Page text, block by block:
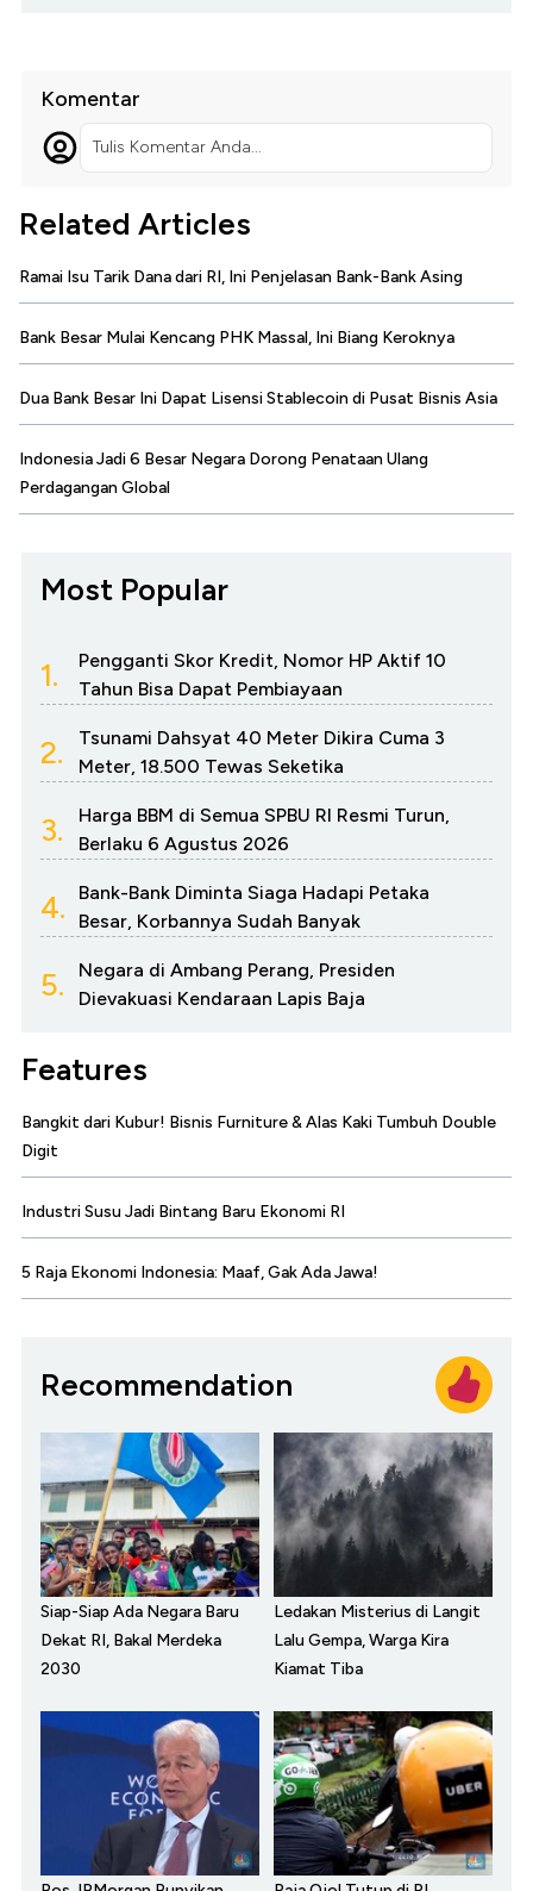
Komentar
Tulis Komentar Anda...
Related Articles
Ramai Isu Tarik Dana dari RI, Ini Penjelasan Bank-Bank Asing
Bank Besar Mulai Kencang PHK Massal, Ini Biang Keroknya
Dua Bank Besar Ini Dapat Lisensi Stablecoin di Pusat Bisnis Asia
Indonesia Jadi 6 Besar Negara Dorong Penataan Ulang
Perdagangan Global
Most Popular
1.
Pengganti Skor Kredit, Nomor HP Aktif 10
Tahun Bisa Dapat Pembiayaan
2.
Tsunami Dahsyat 40 Meter Dikira Cuma 3
Meter, 18.500 Tewas Seketika
3.
Harga BBM di Semua SPBU RI Resmi Turun,
Berlaku 6 Agustus 2026
4.
Bank-Bank Diminta Siaga Hadapi Petaka
Besar, Korbannya Sudah Banyak
5.
Negara di Ambang Perang, Presiden
Dievakuasi Kendaraan Lapis Baja
Features
Bangkit dari Kubur! Bisnis Furniture & Alas Kaki Tumbuh Double
Digit
Industri Susu Jadi Bintang Baru Ekonomi RI
5 Raja Ekonomi Indonesia: Maaf, Gak Ada Jawa!
Recommendation
Siap-Siap Ada Negara Baru
Dekat RI, Bakal Merdeka
2030
Ledakan Misterius di Langit
Lalu Gempa, Warga Kira
Kiamat Tiba